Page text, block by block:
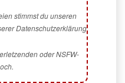
stimmst du unseren
Datenschutzerklärung
oder NSFW-